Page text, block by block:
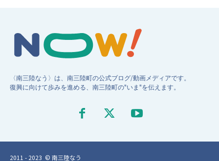
〈南三陸なう〉は、南三陸町の公式ブログ/動画メディアです。
復興に向けて歩みを進める、南三陸町の"いま"を伝えます。
2011 - 2023 © 南三陸なう